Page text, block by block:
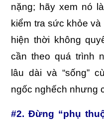
nặng; hãy xem nó
kiểm tra sức khỏe
hiện thời không
cần theo quá trình
lâu dài và “sống”
ngốc nghếch nhưng
#2. Đừng “phụ